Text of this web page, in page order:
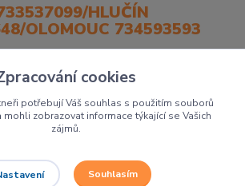
HLUČÍN
OLOMOUC 734593593
cookies
potřebují Váš souhlas s použitím souborů
mohli zobrazovat informace týkající se Vašich
zájmů.
Souhlasím